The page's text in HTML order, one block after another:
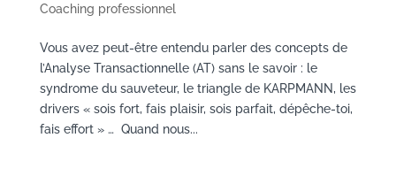
Coaching professionnel
Vous avez peut-être entendu parler des concepts de
l’Analyse Transactionnelle (AT) sans le savoir : le
syndrome du sauveteur, le triangle de KARPMANN, les
drivers « sois fort, fais plaisir, sois parfait, dépêche-toi,
fais effort » … Quand nous...